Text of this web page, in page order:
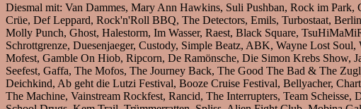
Diesmal mit: Van Dammes, Mary Ann Hawkins, Suli Pushban, Rock im
Crüe, Def Leppard, Rock'n'Roll BBQ, The Detectors, Emils, Turbostaat,
Molly Punch, Ghost, Halestorm, Im Wasser, Raest, Black Square,
Schrottgrenze, Duesenjaeger, Custody, Simple Beatz, ABK, Wayne Lost
Mofest, Gamble On Hiob, Ripcorn, De Ramönsche, Die Simon Krebs
Seefest, Gaffa, The Mofos, The Journey Back, The Good The Bad & The
Deichkind, Ab geht die Lutzi Festival, Booze Cruise Festival, Bellyacher,
The Machine, Vainstream Rockfest, Rancid, The Interrupters, Team